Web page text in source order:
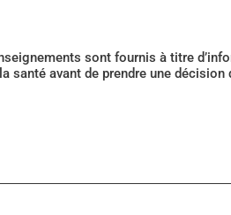
sont fournis à titre
avant de prendre une